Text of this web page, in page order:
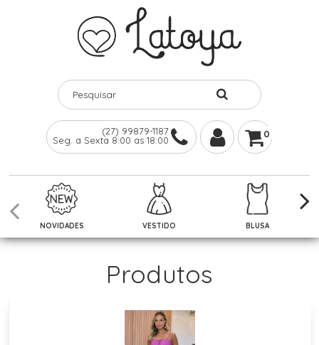
(27) 99879-1187
Seg. a Sexta 8:00 as 18:00
0
NOVIDADES VESTIDO BLUSA
Produtos